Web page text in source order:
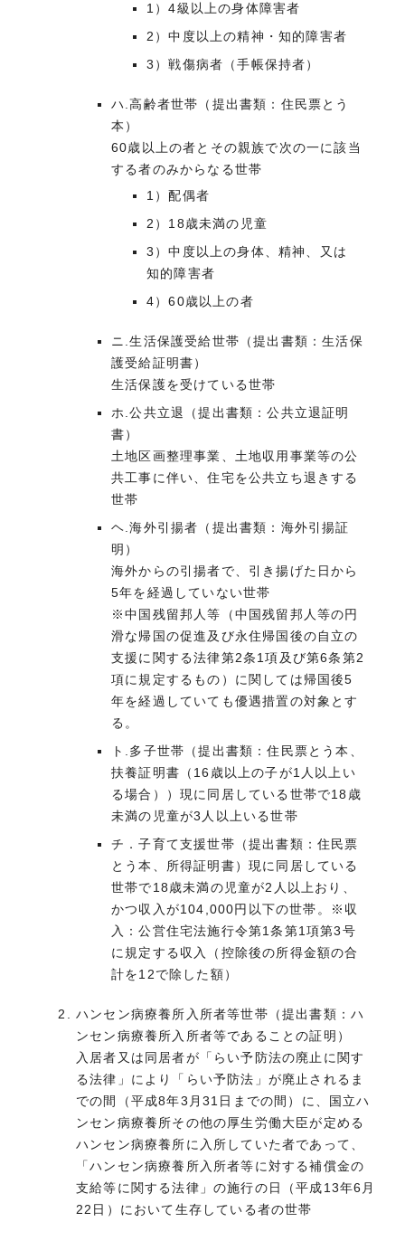
1）4級以上の身体障害者
2）中度以上の精神・知的障害者
3）戦傷病者（手帳保持者）
ハ.高齢者世帯（提出書類：住民票とう
本）
60歳以上の者とその親族で次の一に該当
する者のみからなる世帯
1）配偶者
2）18歳未満の児童
3）中度以上の身体、精神、又は
知的障害者
4）60歳以上の者
ニ.生活保護受給世帯（提出書類：生活保
護受給証明書）
生活保護を受けている世帯
ホ.公共立退（提出書類：公共立退証明
書）
土地区画整理事業、土地収用事業等の公
共工事に伴い、住宅を公共立ち退きする
世帯
ヘ.海外引揚者（提出書類：海外引揚証
明）
海外からの引揚者で、引き揚げた日から
5年を経過していない世帯
※中国残留邦人等（中国残留邦人等の円
滑な帰国の促進及び永住帰国後の自立の
支援に関する法律第2条1項及び第6条第2
項に規定するもの）に関しては帰国後5
年を経過していても優遇措置の対象とす
る。
ト.多子世帯（提出書類：住民票とう本、
扶養証明書（16歳以上の子が1人以上い
る場合））現に同居している世帯で18歳
未満の児童が3人以上いる世帯
チ．子育て支援世帯（提出書類：住民票
とう本、所得証明書）現に同居している
世帯で18歳未満の児童が2人以上おり、
かつ収入が104,000円以下の世帯。※収
入：公営住宅法施行令第1条第1項第3号
に規定する収入（控除後の所得金額の合
計を12で除した額）
ハンセン病療養所入所者等世帯（提出書類：ハ
ンセン病療養所入所者等であることの証明）
入居者又は同居者が「らい予防法の廃止に関す
る法律」により「らい予防法」が廃止されるま
での間（平成8年3月31日までの間）に、国立ハ
ンセン病療養所その他の厚生労働大臣が定める
ハンセン病療養所に入所していた者であって、
「ハンセン病療養所入所者等に対する補償金の
支給等に関する法律」の施行の日（平成13年6月
22日）において生存している者の世帯